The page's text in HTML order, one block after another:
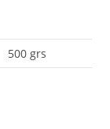
500 grs